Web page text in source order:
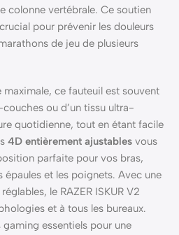
colonne vertébrale. Ce soutien
pour prévenir les douleurs
de jeu de plusieurs
ce fauteuil est souvent
ou d’un tissu ultra-
quotidienne, tout en étant facile
4D entièrement ajustables vous
parfaite pour vos bras,
épaules et les poignets. Avec une
le RAZER ISKUR V2
et à tous les bureaux.
gaming essentiels pour une